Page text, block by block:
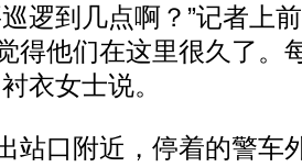
逻到几点啊？”记者上
得他们在这里很久了。
衣女士说。
口附近，停着的警车